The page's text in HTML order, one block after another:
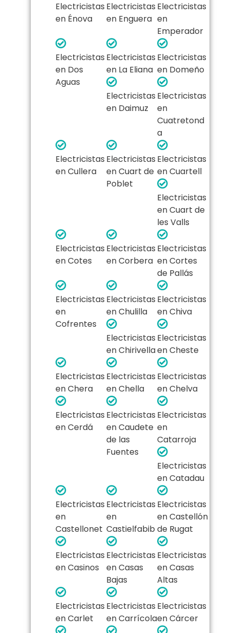
Electricistas
en Énova
Electricistas
en Enguera
Electricistas
en
Emperador
Electricistas
en Dos
Aguas
Electricistas
en La Eliana
Electricistas
en Domeño
Electricistas
en Daimuz
Electricistas
en
Cuatretond
a
Electricistas
en Cullera
Electricistas
en Cuart de
Poblet
Electricistas
en Cuartell
Electricistas
en Cuart de
les Valls
Electricistas
en Cotes
Electricistas
en Corbera
Electricistas
en Cortes
de Pallás
Electricistas
en
Cofrentes
Electricistas
en Chulilla
Electricistas
en Chiva
Electricistas
en Chirivella
Electricistas
en Cheste
Electricistas
en Chera
Electricistas
en Chella
Electricistas
en Chelva
Electricistas
en Cerdá
Electricistas
en Caudete
de las
Fuentes
Electricistas
en
Catarroja
Electricistas
en Catadau
Electricistas
en
Castellonet
Electricistas
en
Castielfabib
Electricistas
en Castellón
de Rugat
Electricistas
en Casinos
Electricistas
en Casas
Bajas
Electricistas
en Casas
Altas
Electricistas
en Carlet
Electricistas
en Carrícola
Electricistas
en Cárcer